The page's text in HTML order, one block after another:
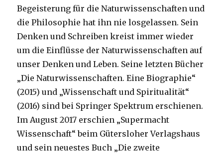
Begeisterung für die Naturwissenschaften und
die Philosophie hat ihn nie losgelassen. Sein
Denken und Schreiben kreist immer wieder
um die Einflüsse der Naturwissenschaften auf
unser Denken und Leben. Seine letzten Bücher
„Die Naturwissenschaften. Eine Biographie“
(2015) und „Wissenschaft und Spiritualität“
(2016) sind bei Springer Spektrum erschienen.
Im August 2017 erschien „Supermacht
Wissenschaft“ beim Gütersloher Verlagshaus
und sein neuestes Buch „Die zweite